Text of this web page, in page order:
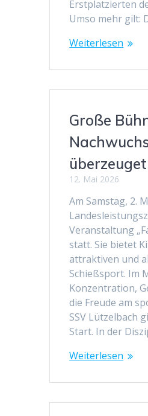
Erstplatzierten
Umso mehr gilt:
Weiterlesen
Große
12. Mai 2026
Am Samstag, 2.
Veranstaltung
statt. Sie bietet
attraktiven und
Schießsport. Im
Konzentration,
die Freude am
SSV Lützelbach
Start. In der
Weiterlesen